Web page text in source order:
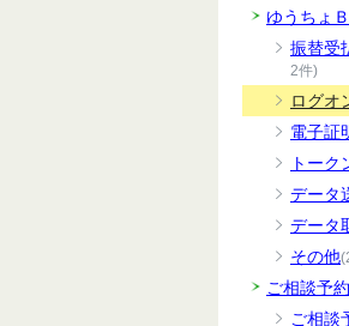
ゆうちょ
振替受
2件)
ログオ
電子証
トーク
データ
データ
その他
ご相談予
ご相談